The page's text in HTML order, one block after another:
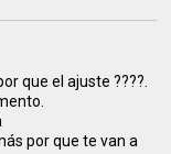
que el ajuste ????.
por que te van a